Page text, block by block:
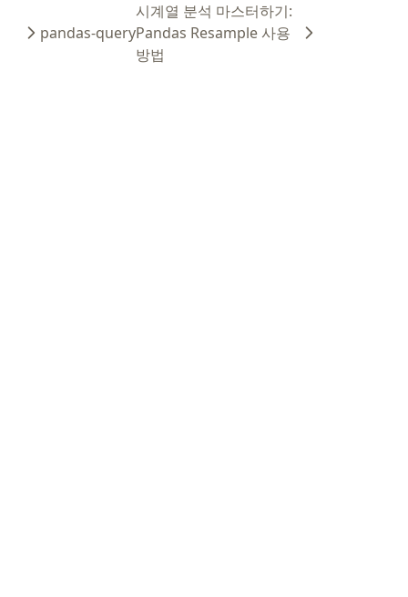
pandas-query
시계열 분석 마스터하기:
Pandas Resample 사용
방법